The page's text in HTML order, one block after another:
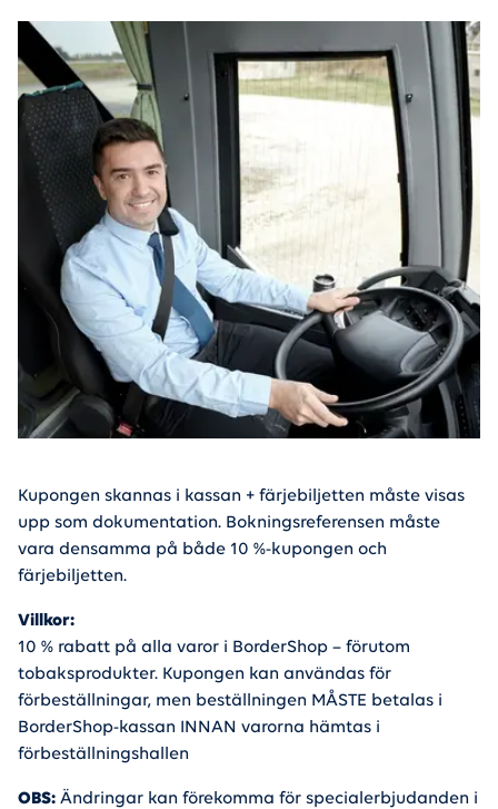
Kupongen skannas i kassan + färjebiljetten måste visas
upp som dokumentation. Bokningsreferensen måste
vara densamma på både 10 %-kupongen och
färjebiljetten.
Villkor:
10 % rabatt på alla varor i BorderShop – förutom
tobaksprodukter. Kupongen kan användas för
förbeställningar, men beställningen MÅSTE betalas i
BorderShop-kassan INNAN varorna hämtas i
förbeställningshallen
OBS: Ändringar kan förekomma för specialerbjudanden i